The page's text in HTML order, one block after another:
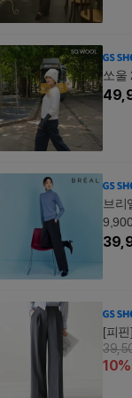
쏘울
브리
[피
10%